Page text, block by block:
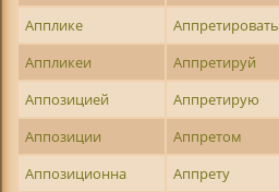
Апплике
Аппретировать
Аппликеи
Аппретируй
Аппозицией
Аппретирую
Аппозиции
Аппретом
Аппозиционна
Аппрету